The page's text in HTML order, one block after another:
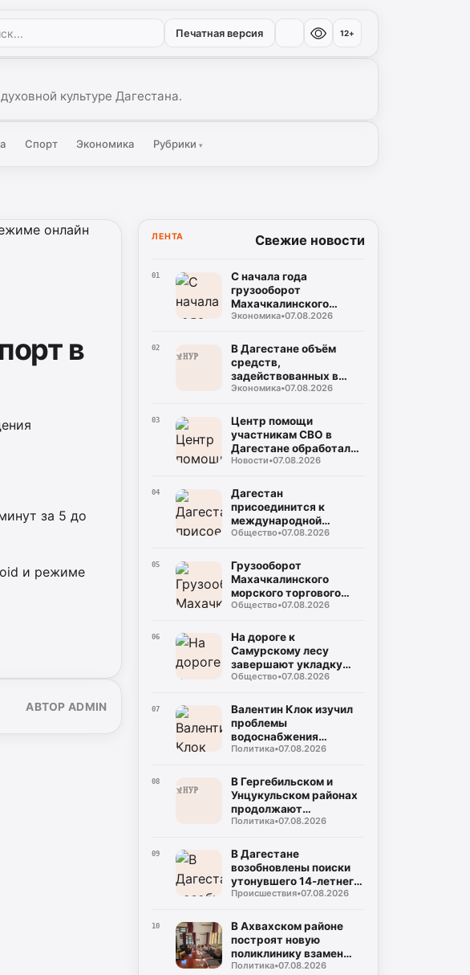
Печатная версия 12+
культуре Дагестана.
Спорт Экономика Рубрики▾
в
за 5 до
и режиме
АВТОР ADMIN
ЛЕНТА Свежие новости
01
С начала года
грузооборот
Махачкалинского
морского торгового
2,49 млн тонн
Экономика•07.08.2026
02
В Дагестане объём
средств,
задействованных в
прорывных
132 млрд рублей
Экономика•07.08.2026
03
Центр помощи
участникам СВО в
Дагестане обработал
около тысячи
Новости•07.08.2026
04
Дагестан
присоединится к
международной
очистке очистки
Каспийского моря
Общество•07.08.2026
05
Грузооборот
Махачкалинского
морского торгового
порта вырос на 45,9%
прошлым годом
Общество•07.08.2026
06
На дороге к
Самурскому лесу
завершают укладку
асфальта
Общество•07.08.2026
07
Валентин Клок изучил
проблемы
водоснабжения
Буйнакска и
Политика•07.08.2026
08
В Гергебильском и
Унцукульском районах
продолжают
восстанавливать
Политика•07.08.2026
09
В Дагестане
возобновлены поиски
утонувшего 14-летнего
мальчика
Происшествия•07.08.2026
10
В Ахвахском районе
построят новую
поликлинику взамен
сгоревшей
Политика•07.08.2026